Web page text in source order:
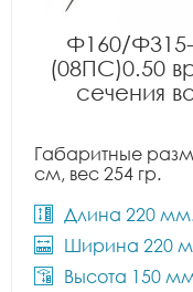
Ф160/
(08ПС)0.50
сечения
Габаритные
см, вес 254 гр.
Длина 220
Ширина 220
Высота 150